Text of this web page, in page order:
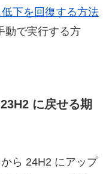
下を回復する方法
動で実行する方
に戻せる期
ら 24H2 にアップ